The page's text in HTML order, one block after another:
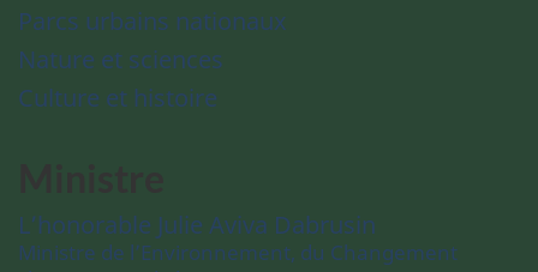
Parcs urbains nationaux
Nature et sciences
Culture et histoire
L’honorable Julie Aviva Dabrusin
Ministre de l’Environnement, du Changement